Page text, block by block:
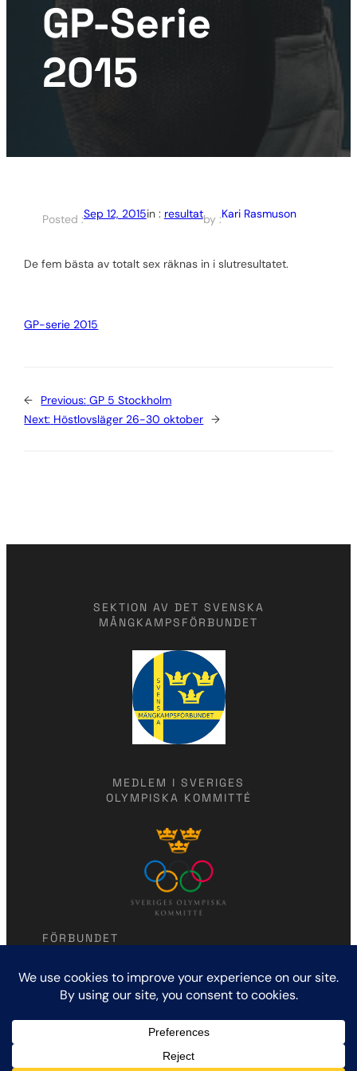
GP-Serie
2015
Posted :Sep 12, 2015in : resultatby :Kari Rasmuson
De fem bästa av totalt sex räknas in i slutresultatet.
GP-serie 2015
← Previous: GP 5 Stockholm
Next: Höstlovsläger 26-30 oktober →
SEKTION AV DET SVENSKA
MÅNGKAMPSFÖRBUNDET
MEDLEM I SVERIGES
OLYMPISKA KOMMITTÉ
FÖRBUNDET
Modern femkamp
Humlegårdsgatan 7
marlena.jawaid@gmail.com